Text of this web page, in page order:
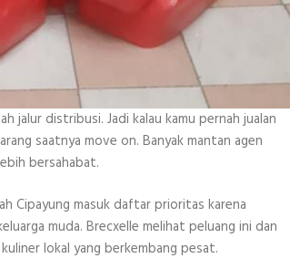
jalur distribusi. Jadi kalau kamu pernah jualan
saatnya move on. Banyak mantan agen
bersahabat.
Cipayung masuk daftar prioritas karena
muda. Brecxelle melihat peluang ini dan
lokal yang berkembang pesat.